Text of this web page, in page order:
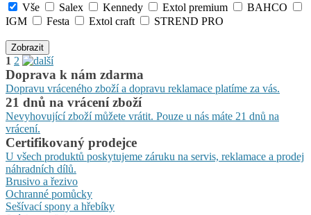
Vše
Salex Kennedy Extol premium
BAHCO
IGM
Festa Extol craft STREND PRO
Zobrazit
1 2
Doprava k nám zdarma
Dopravu vráceného zboží a dopravu reklamace platíme za vás.
21 dnů na vrácení zboží
Nevyhovující zboží můžete vrátit. Pouze u nás máte 21 dnů na
vrácení.
Certifikovaný prodejce
U všech produktů poskytujeme záruku na servis, reklamace a prodej
náhradních dílů.
Brusivo a řezivo
Ochranné pomůcky
Sešívací spony a hřebíky